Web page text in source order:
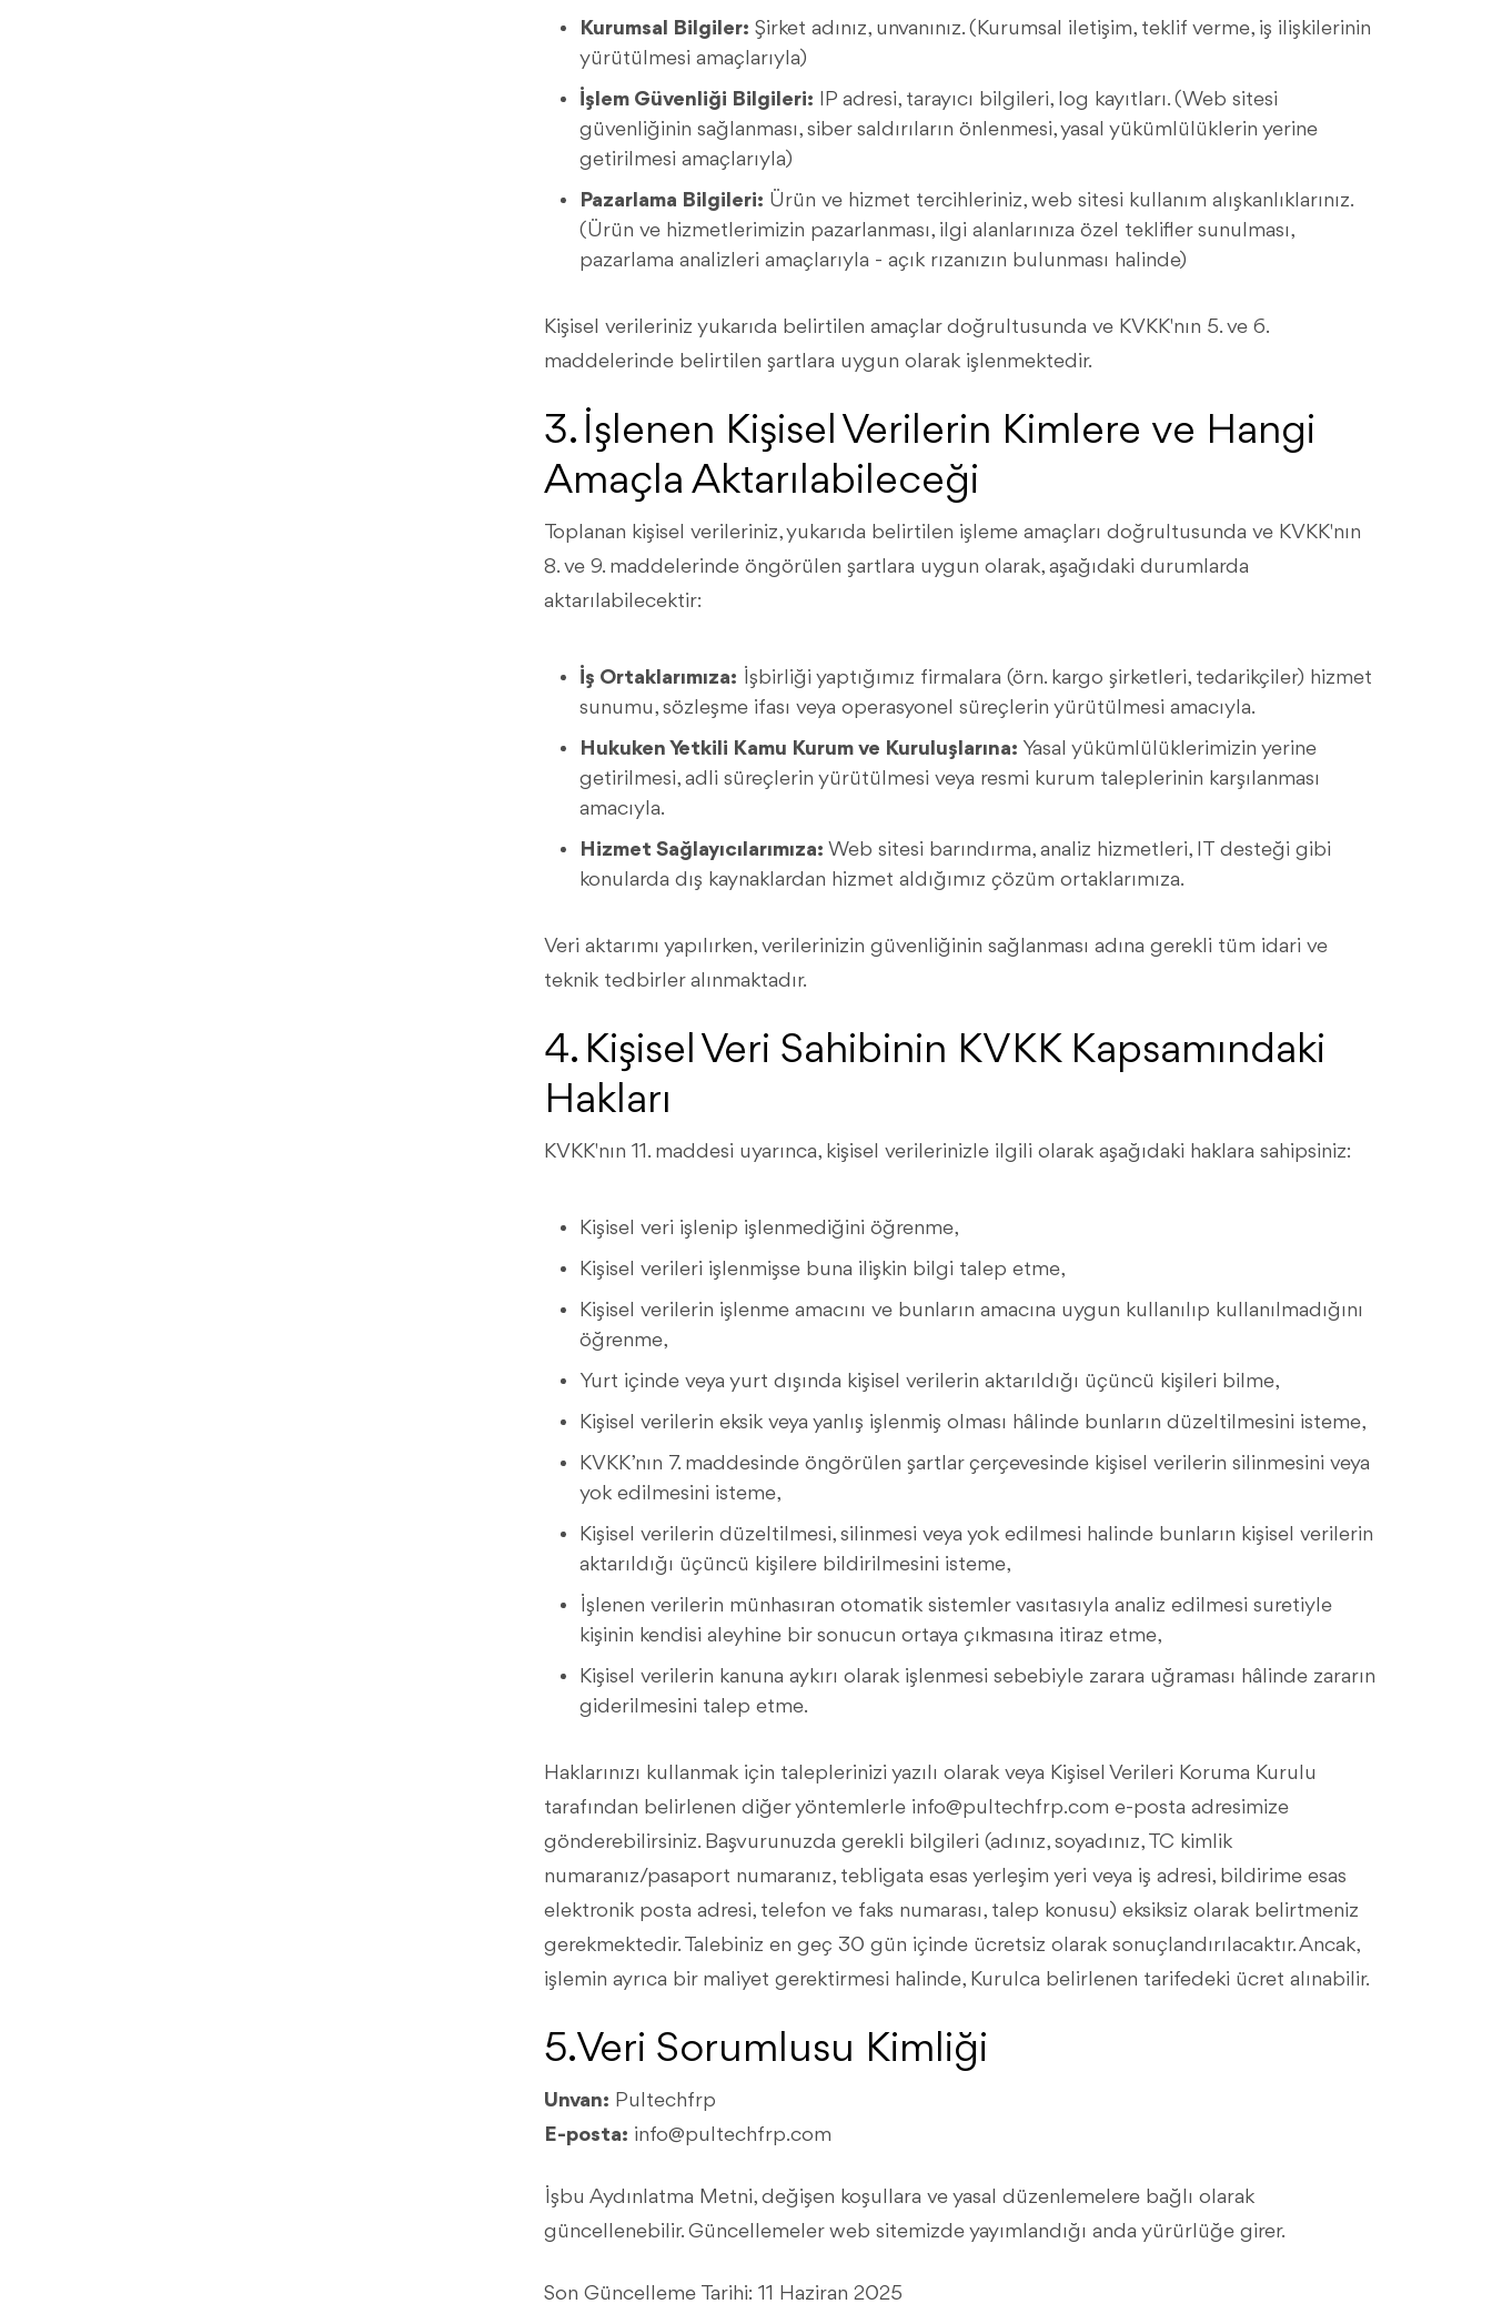
Kurumsal Bilgiler: Şirket adınız, unvanınız. (Kurumsal iletişim, teklif verme, iş ilişkilerinin
yürütülmesi amaçlarıyla)
İşlem Güvenliği Bilgileri: IP adresi, tarayıcı bilgileri, log kayıtları. (Web sitesi
güvenliğinin sağlanması, siber saldırıların önlenmesi, yasal yükümlülüklerin yerine
getirilmesi amaçlarıyla)
Pazarlama Bilgileri: Ürün ve hizmet tercihleriniz, web sitesi kullanım alışkanlıklarınız.
(Ürün ve hizmetlerimizin pazarlanması, ilgi alanlarınıza özel teklifler sunulması,
pazarlama analizleri amaçlarıyla - açık rızanızın bulunması halinde)
Kişisel verileriniz yukarıda belirtilen amaçlar doğrultusunda ve KVKK'nın 5. ve 6.
maddelerinde belirtilen şartlara uygun olarak işlenmektedir.
3. İşlenen Kişisel Verilerin Kimlere ve Hangi
Amaçla Aktarılabileceği
Toplanan kişisel verileriniz, yukarıda belirtilen işleme amaçları doğrultusunda ve KVKK'nın
8. ve 9. maddelerinde öngörülen şartlara uygun olarak, aşağıdaki durumlarda
aktarılabilecektir:
İş Ortaklarımıza: İşbirliği yaptığımız firmalara (örn. kargo şirketleri, tedarikçiler) hizmet
sunumu, sözleşme ifası veya operasyonel süreçlerin yürütülmesi amacıyla.
Hukuken Yetkili Kamu Kurum ve Kuruluşlarına: Yasal yükümlülüklerimizin yerine
getirilmesi, adli süreçlerin yürütülmesi veya resmi kurum taleplerinin karşılanması
amacıyla.
Hizmet Sağlayıcılarımıza: Web sitesi barındırma, analiz hizmetleri, IT desteği gibi
konularda dış kaynaklardan hizmet aldığımız çözüm ortaklarımıza.
Veri aktarımı yapılırken, verilerinizin güvenliğinin sağlanması adına gerekli tüm idari ve
teknik tedbirler alınmaktadır.
4. Kişisel Veri Sahibinin KVKK Kapsamındaki
Hakları
KVKK'nın 11. maddesi uyarınca, kişisel verilerinizle ilgili olarak aşağıdaki haklara sahipsiniz:
Kişisel veri işlenip işlenmediğini öğrenme,
Kişisel verileri işlenmişse buna ilişkin bilgi talep etme,
Kişisel verilerin işlenme amacını ve bunların amacına uygun kullanılıp kullanılmadığını
öğrenme,
Yurt içinde veya yurt dışında kişisel verilerin aktarıldığı üçüncü kişileri bilme,
Kişisel verilerin eksik veya yanlış işlenmiş olması hâlinde bunların düzeltilmesini isteme,
KVKK’nın 7. maddesinde öngörülen şartlar çerçevesinde kişisel verilerin silinmesini veya
yok edilmesini isteme,
Kişisel verilerin düzeltilmesi, silinmesi veya yok edilmesi halinde bunların kişisel verilerin
aktarıldığı üçüncü kişilere bildirilmesini isteme,
İşlenen verilerin münhasıran otomatik sistemler vasıtasıyla analiz edilmesi suretiyle
kişinin kendisi aleyhine bir sonucun ortaya çıkmasına itiraz etme,
Kişisel verilerin kanuna aykırı olarak işlenmesi sebebiyle zarara uğraması hâlinde zararın
giderilmesini talep etme.
Haklarınızı kullanmak için taleplerinizi yazılı olarak veya Kişisel Verileri Koruma Kurulu
tarafından belirlenen diğer yöntemlerle info@pultechfrp.com e-posta adresimize
gönderebilirsiniz. Başvurunuzda gerekli bilgileri (adınız, soyadınız, TC kimlik
numaranız/pasaport numaranız, tebligata esas yerleşim yeri veya iş adresi, bildirime esas
elektronik posta adresi, telefon ve faks numarası, talep konusu) eksiksiz olarak belirtmeniz
gerekmektedir. Talebiniz en geç 30 gün içinde ücretsiz olarak sonuçlandırılacaktır. Ancak,
işlemin ayrıca bir maliyet gerektirmesi halinde, Kurulca belirlenen tarifedeki ücret alınabilir.
5. Veri Sorumlusu Kimliği
Unvan: Pultechfrp
E-posta: info@pultechfrp.com
İşbu Aydınlatma Metni, değişen koşullara ve yasal düzenlemelere bağlı olarak
güncellenebilir. Güncellemeler web sitemizde yayımlandığı anda yürürlüğe girer.
Son Güncelleme Tarihi: 11 Haziran 2025